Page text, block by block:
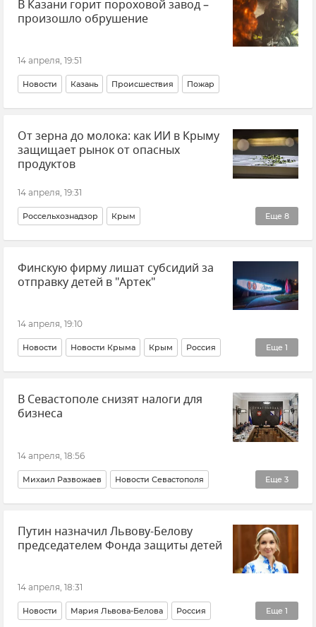
В Казани горит пороховой завод –
произошло обрушение
14 апреля, 19:51
Новости Казань Происшествия Пожар
От зерна до молока: как ИИ в Крыму
защищает рынок от опасных
продуктов
14 апреля, 19:31
Еще 8
Россельхознадзор Крым
Азово-Черноморское межрегиональное управление Федеральной службы по ветеринарному и фитосанитарному надзору
Еда Новости Крыма Сельское хозяйство
Урожай в Крыму Урожай
Финскую фирму лишат субсидий за
отправку детей в "Артек"
14 апреля, 19:10
Еще 1
Новости Новости Крыма Крым Россия
Финляндия
В Севастополе снизят налоги для
бизнеса
14 апреля, 18:56
Еще 3
Михаил Развожаев Новости Севастополя
Севастополь Налоги Бизнес
Путин назначил Львову-Белову
председателем Фонда защиты детей
14 апреля, 18:31
Еще 1
Новости Мария Львова-Белова Россия